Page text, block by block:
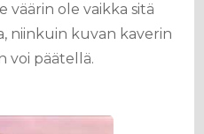
väärin ole vaikka sitä
niinkuin kuvan kaverin
voi päätellä.